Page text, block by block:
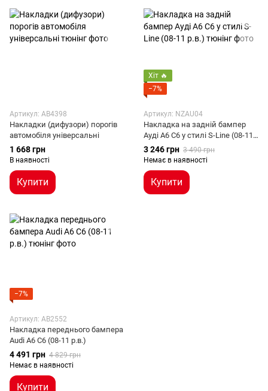
Артикул: AB4398
Накладки (дифузори) порогів
автомобіля універсальні
1 668 грн
В наявності
Купити
Хіт 🔥
−7%
Артикул: NZAU04
Накладка на задній бампер
Ауді А6 С6 у стилі S-Line (08-11
р.в.)
3 246 грн 3 490 грн
Немає в наявності
Купити
−7%
Артикул: AB2552
Накладка переднього бампера
Audi A6 C6 (08-11 р.в.)
4 491 грн 4 829 грн
Немає в наявності
Купити